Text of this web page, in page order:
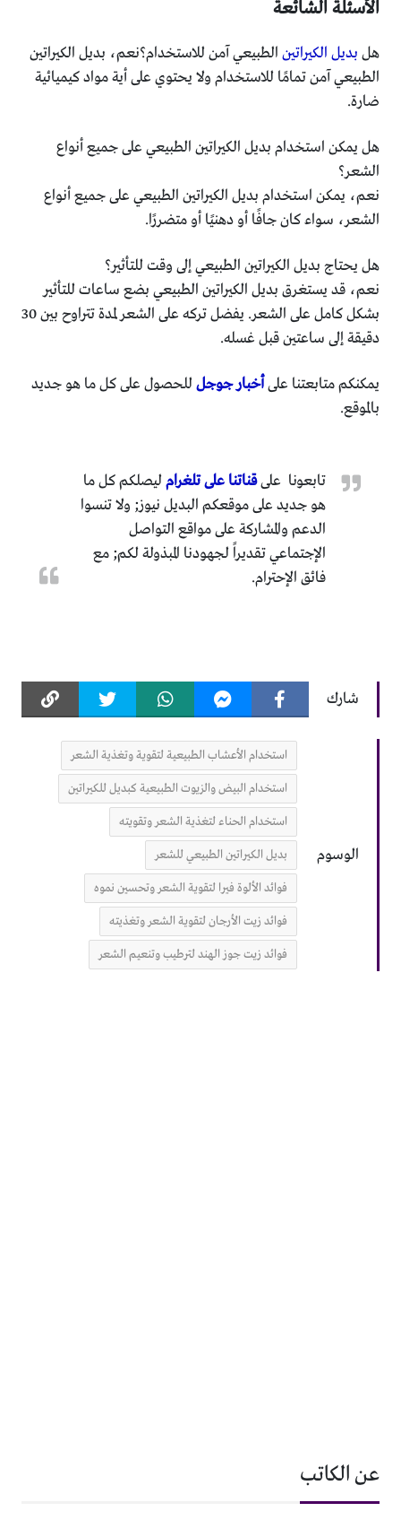
الأسئلة الشائعة
هل بديل الكيراتين الطبيعي آمن للاستخدام؟نعم، بديل الكيراتين
الطبيعي آمن تمامًا للاستخدام ولا يحتوي على أية مواد كيميائية
ضارة.
هل يمكن استخدام بديل الكيراتين الطبيعي على جميع أنواع
الشعر؟
نعم، يمكن استخدام بديل الكيراتين الطبيعي على جميع أنواع
الشعر، سواء كان جافًا أو دهنيًا أو متضررًا.
هل يحتاج بديل الكيراتين الطبيعي إلى وقت للتأثير؟
نعم، قد يستغرق بديل الكيراتين الطبيعي بضع ساعات للتأثير
بشكل كامل على الشعر. يفضل تركه على الشعر لمدة تتراوح بين 30
دقيقة إلى ساعتين قبل غسله.
يمكنكم متابعتنا علىأخبار جوجلللحصول على كل ما هو جديد
بالموقع.
تابعونا علىقناتنا على تلغرامليصلكم كل ما
هو جديد على موقعكم البديل نيوز; ولا تنسوا
الدعم والمشاركة على مواقع التواصل
الإجتماعي تقديراً لجهودنا المبذولة لكم; مع
فائق الإحترام.
شارك
الوسوم
استخدام الأعشاب الطبيعية لتقوية وتغذية الشعر
استخدام البيض والزيوت الطبيعية كبديل للكيراتين
استخدام الحناء لتغذية الشعر وتقويته
بديل الكيراتين الطبيعي للشعر
فوائد الألوة فيرا لتقوية الشعر وتحسين نموه
فوائد زيت الأرجان لتقوية الشعر وتغذيته
فوائد زيت جوز الهند لترطيب وتنعيم الشعر
عن الكاتب